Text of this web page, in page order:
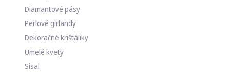
Diamantové pásy
Perlové girlandy
Dekoračné krištáliky
Umelé kvety
Sisal